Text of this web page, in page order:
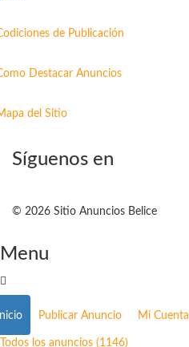
de Publicación
Destacar Anuncios
del Sitio
Síguenos en
© 2026 Sitio Anuncios Belice
Menu
Publicar Anuncio Mi Cuenta
Todos los anuncios (1146)